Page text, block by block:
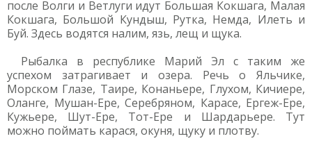
после Волги и Ветлуги идут Большая Кокшага, Малая
Кокшага, Большой Кундыш, Рутка, Немда, Илеть и
Буй. Здесь водятся налим, язь, лещ и щука.
Рыбалка в республике Марий Эл с таким же
успехом затрагивает и озера. Речь о Яльчике,
Морском Глазе, Таире, Конаньере, Глухом, Кичиере,
Оланге, Мушан-Ере, Серебряном, Карасе, Ергеж-Ере,
Кужьере, Шут-Ере, Тот-Ере и Шардарьере. Тут
можно поймать карася, окуня, щуку и плотву.